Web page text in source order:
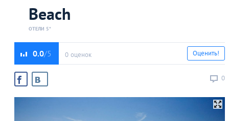
Beach
ОТЕЛИ 5*
0.0 0 оценок
0
Оценить!